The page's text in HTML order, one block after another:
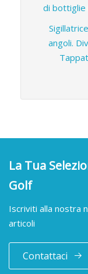
di
angoli.
La Tua
Golf
Iscriviti alla nostra
articoli
Contattaci